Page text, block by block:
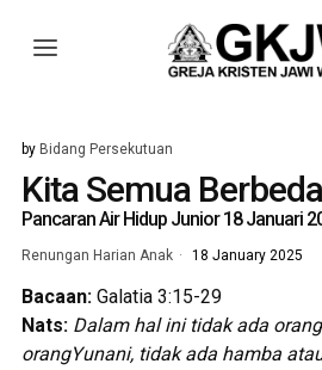
by Bidang Persekutuan
Kita Semua Berbeda
Pancaran Air Hidup Junior 18 Januari
Renungan Harian Anak 18 January 2025
Bacaan:Galatia 3:15-29
Nats: Dalam hal ini tidak ada
orangYunani, tidak ada hamba